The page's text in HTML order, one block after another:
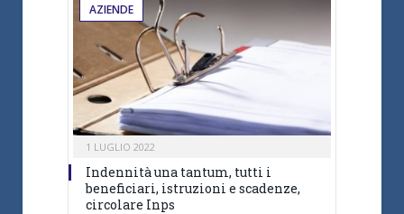
AZIENDE
1 LUGLIO 2022
Indennità una tantum, tutti i
beneficiari, istruzioni e scadenze,
circolare Inps